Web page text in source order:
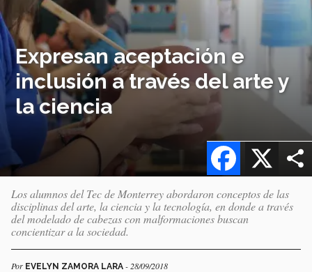
Expresan aceptación e
inclusión a través del arte y
la ciencia
X
Facebook
Los alumnos del Tec de Monterrey abordaron conceptos de las
disciplinas del arte, la ciencia y la tecnología, en donde a través
del modelado de cabezas con malformaciones buscan
concientizar a la sociedad.
Por EVELYN ZAMORA LARA - 28/09/2018